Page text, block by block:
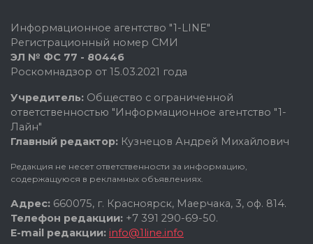
Информационное агентство "1-LINE"
Регистрационный номер СМИ
ЭЛ № ФС 77 - 80446
Роскомнадзор от 15.03.2021 года
Учредитель: Общество с ограниченной
ответственностью "Информационное агентство "1-
Лайн"
Главный редактор: Кузнецов Андрей Михайлович
Редакция не несет ответственности за информацию,
содержащуюся в рекламных объявлениях.
Адрес: 660075, г. Красноярск, Маерчака, 3, оф. 814.
Телефон редакции: +7 391 290-69-50.
E-mail редакции: info@1line.info